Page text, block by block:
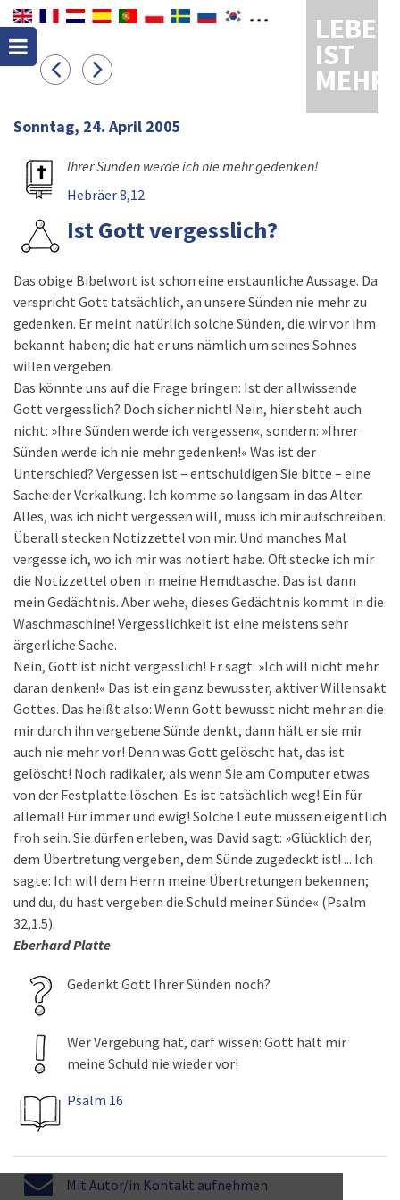
LEBEN
IST
MEHR
Sonntag, 24. April 2005
Ihrer Sünden werde ich nie mehr gedenken!
Hebräer 8,12
Ist Gott vergesslich?
Das obige Bibelwort ist schon eine erstaunliche Aussage. Da
verspricht Gott tatsächlich, an unsere Sünden nie mehr zu
gedenken. Er meint natürlich solche Sünden, die wir vor ihm
bekannt haben; die hat er uns nämlich um seines Sohnes
willen vergeben.
Das könnte uns auf die Frage bringen: Ist der allwissende
Gott vergesslich? Doch sicher nicht! Nein, hier steht auch
nicht: »Ihre Sünden werde ich vergessen«, sondern: »Ihrer
Sünden werde ich nie mehr gedenken!« Was ist der
Unterschied? Vergessen ist – entschuldigen Sie bitte – eine
Sache der Verkalkung. Ich komme so langsam in das Alter.
Alles, was ich nicht vergessen will, muss ich mir aufschreiben.
Überall stecken Notizzettel von mir. Und manches Mal
vergesse ich, wo ich mir was notiert habe. Oft stecke ich mir
die Notizzettel oben in meine Hemdtasche. Das ist dann
mein Gedächtnis. Aber wehe, dieses Gedächtnis kommt in die
Waschmaschine! Vergesslichkeit ist eine meistens sehr
ärgerliche Sache.
Nein, Gott ist nicht vergesslich! Er sagt: »Ich will nicht mehr
daran denken!« Das ist ein ganz bewusster, aktiver Willensakt
Gottes. Das heißt also: Wenn Gott bewusst nicht mehr an die
mir durch ihn vergebene Sünde denkt, dann hält er sie mir
auch nie mehr vor! Denn was Gott gelöscht hat, das ist
gelöscht! Noch radikaler, als wenn Sie am Computer etwas
von der Festplatte löschen. Es ist tatsächlich weg! Ein für
allemal! Für immer und ewig! Solche Leute müssen eigentlich
froh sein. Sie dürfen erleben, was David sagt: »Glücklich der,
dem Übertretung vergeben, dem Sünde zugedeckt ist! ... Ich
sagte: Ich will dem Herrn meine Übertretungen bekennen;
und du, du hast vergeben die Schuld meiner Sünde« (Psalm
32,1.5).
Eberhard Platte
Gedenkt Gott Ihrer Sünden noch?
Wer Vergebung hat, darf wissen: Gott hält mir
meine Schuld nie wieder vor!
Psalm 16
Mit Autor/in Kontakt aufnehmen